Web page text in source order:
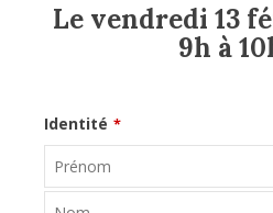
Le vendredi 13
9h à
Identité *